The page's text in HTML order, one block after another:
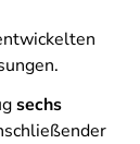
sechs